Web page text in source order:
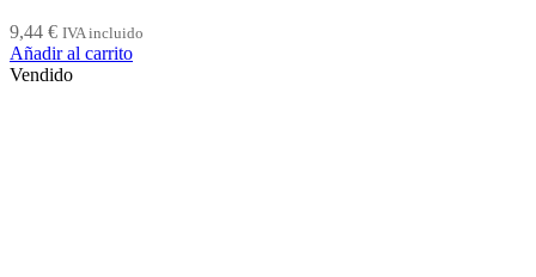
9,44 € IVA incluido
Añadir al carrito
Vendido